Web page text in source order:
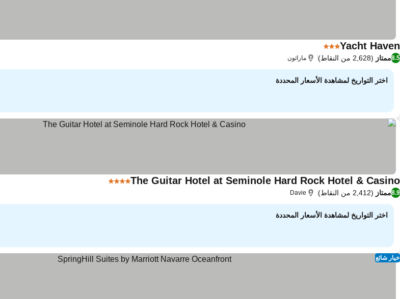
Yacht Haven3 عدد النجوم
8.5ممتاز (2,628 من النقاط) ماراثون
اختر التواريخ لمشاهدة الأسعار المحددة
The Guitar Hotel at Seminole Hard Rock Hotel & Casino4 عدد النجوم
8.9ممتاز (2,412 من النقاط) Davie
اختر التواريخ لمشاهدة الأسعار المحددة
خيار شائع